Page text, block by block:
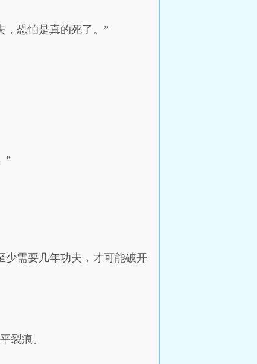
，恐怕是真的死了。”
”
少需要几年功夫，才可能破开
裂痕。